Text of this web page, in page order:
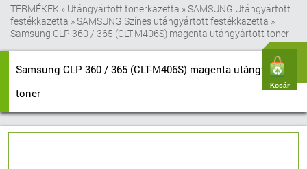
Kosár
TERMÉKEK » Utángyártott tonerkazetta »SAMSUNG Utángyártott
festékkazetta »SAMSUNG Színes utángyártott festékkazetta »
Samsung CLP 360 / 365 (CLT-M406S) magenta utángyártott toner
Samsung CLP 360 / 365 (CLT-M406S) magenta utángyártott
toner